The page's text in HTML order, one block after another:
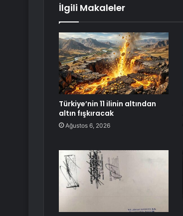
İlgili Makaleler
Türkiye’nin 11 ilinin altından
altın fışkıracak
Ağustos 6, 2026